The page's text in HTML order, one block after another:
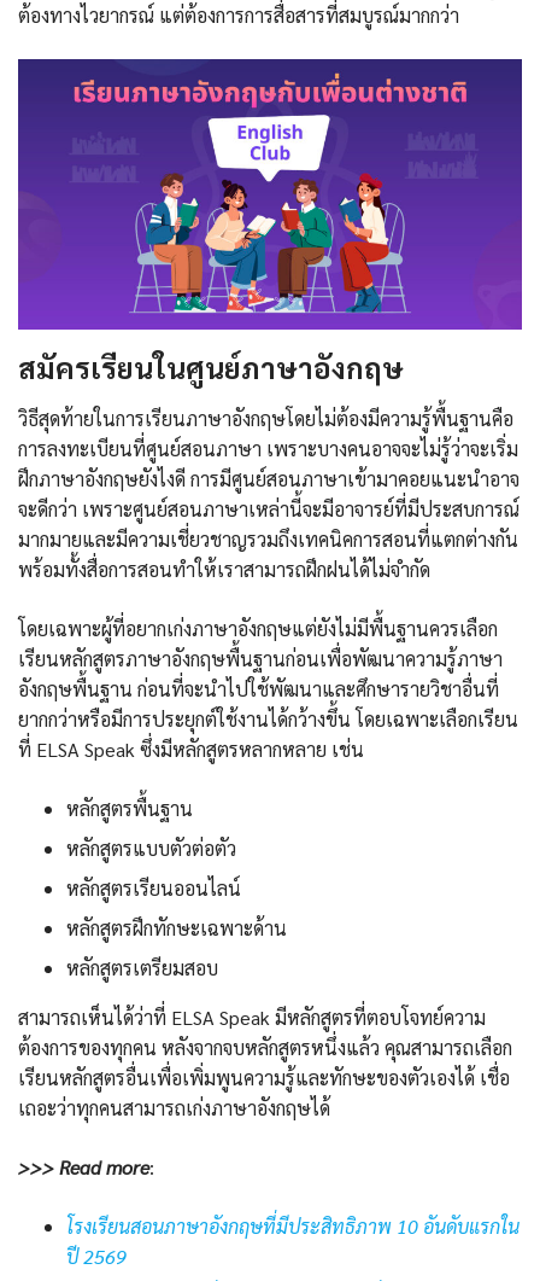
ต้องทางไวยากรณ์ แต่ต้องการการสื่อสารที่สมบูรณ์มากกว่า
สมัครเรียนในศูนย์ภาษาอังกฤษ
วิธีสุดท้ายในการเรียนภาษาอังกฤษโดยไม่ต้องมีความรู้พื้นฐานคือ
การลงทะเบียนที่ศูนย์สอนภาษา เพราะบางคนอาจจะไม่รู้ว่าจะเริ่ม
ฝึกภาษาอังกฤษยังไงดี การมีศูนย์สอนภาษาเข้ามาคอยแนะนำอาจ
จะดีกว่า เพราะศูนย์สอนภาษาเหล่านี้จะมีอาจารย์ที่มีประสบการณ์
มากมายและมีความเชี่ยวชาญรวมถึงเทคนิคการสอนที่แตกต่างกัน
พร้อมทั้งสื่อการสอนทำให้เราสามารถฝึกฝนได้ไม่จำกัด
โดยเฉพาะผู้ที่อยากเก่งภาษาอังกฤษแต่ยังไม่มีพื้นฐานควรเลือก
เรียนหลักสูตรภาษาอังกฤษพื้นฐานก่อนเพื่อพัฒนาความรู้ภาษา
อังกฤษพื้นฐาน ก่อนที่จะนำไปใช้พัฒนาและศึกษารายวิชาอื่นที่
ยากกว่าหรือมีการประยุกต์ใช้งานได้กว้างขึ้น โดยเฉพาะเลือกเรียน
ที่ ELSA Speak ซึ่งมีหลักสูตรหลากหลาย เช่น
หลักสูตรพื้นฐาน
หลักสูตรแบบตัวต่อตัว
หลักสูตรเรียนออนไลน์
หลักสูตรฝึกทักษะเฉพาะด้าน
หลักสูตรเตรียมสอบ
สามารถเห็นได้ว่าที่ ELSA Speak มีหลักสูตรที่ตอบโจทย์ความ
ต้องการของทุกคน หลังจากจบหลักสูตรหนึ่งแล้ว คุณสามารถเลือก
เรียนหลักสูตรอื่นเพื่อเพิ่มพูนความรู้และทักษะของตัวเองได้ เชื่อ
เถอะว่าทุกคนสามารถเก่งภาษาอังกฤษได้
>>> Read more:
โรงเรียนสอนภาษาอังกฤษที่มีประสิทธิภาพ 10 อันดับแรกใน
ปี 2569